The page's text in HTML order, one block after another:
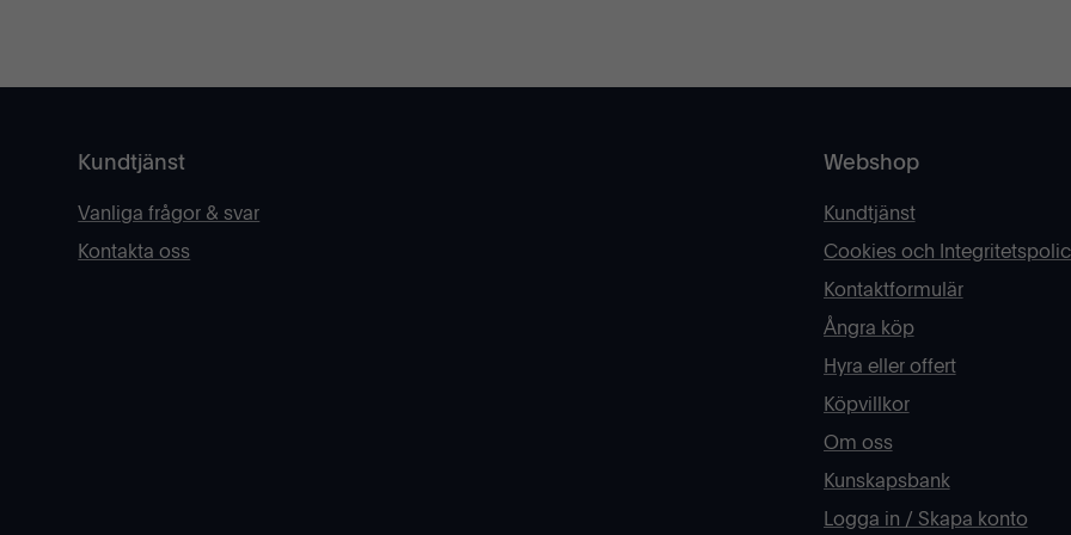
Kundtjänst
Vanliga frågor & svar
Kontakta oss
Webshop
Kundtjänst
Cookies och
Kontaktformulär
Ångra köp
Hyra eller offert
Köpvillkor
Om oss
Kunskapsbank
Logga in / Skapa konto